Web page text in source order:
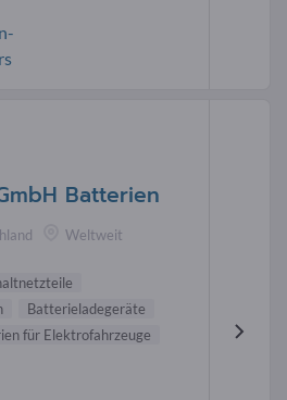
Batterien
Weltweit
Batterieladegeräte
für Elektrofahrzeuge